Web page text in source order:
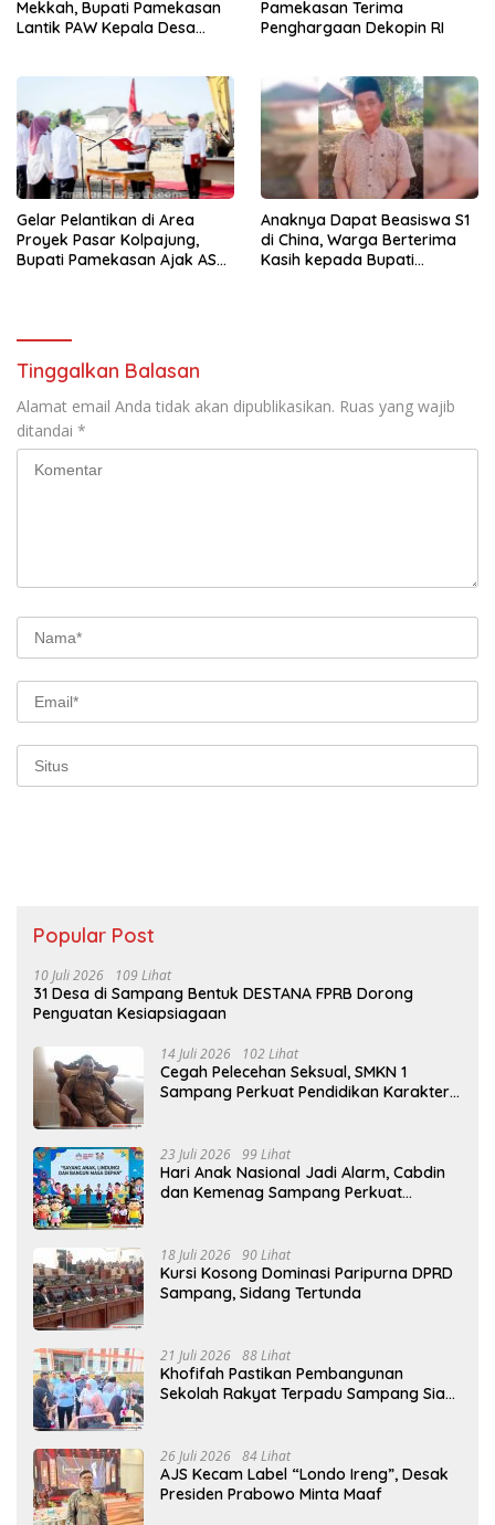
Mekkah, Bupati Pamekasan
Lantik PAW Kepala Desa
Pamekasan Terima
Penghargaan Dekopin RI
Gelar Pelantikan di Area
Proyek Pasar Kolpajung,
Bupati Pamekasan Ajak ASN
Anaknya Dapat Beasiswa S1
di China, Warga Berterima
Kasih kepada Bupati
Tinggalkan Balasan
Alamat email Anda tidak akan dipublikasikan. Ruas yang wajib
ditandai *
Popular Post
10 Juli 2026 109 Lihat
31 Desa di Sampang Bentuk DESTANA FPRB Dorong
Penguatan Kesiapsiagaan
14 Juli 2026 102 Lihat
Cegah Pelecehan Seksual, SMKN 1
Sampang Perkuat Pendidikan Karakter
23 Juli 2026 99 Lihat
Hari Anak Nasional Jadi Alarm, Cabdin
dan Kemenag Sampang Perkuat
18 Juli 2026 90 Lihat
Kursi Kosong Dominasi Paripurna DPRD
Sampang, Sidang Tertunda
21 Juli 2026 88 Lihat
Khofifah Pastikan Pembangunan
Sekolah Rakyat Terpadu Sampang Siap
26 Juli 2026 84 Lihat
AJS Kecam Label “Londo Ireng”, Desak
Presiden Prabowo Minta Maaf